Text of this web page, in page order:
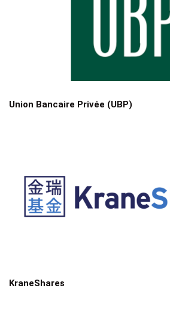
Union Bancaire Privée (UBP)
KraneShares